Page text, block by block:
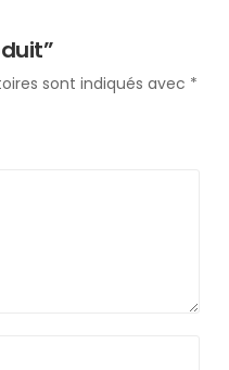
sont indiqués avec *